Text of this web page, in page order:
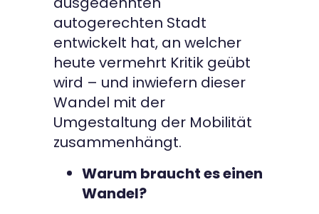
autogerechten Stadt
entwickelt hat, an welcher
heute vermehrt Kritik geübt
wird – und inwiefern dieser
Wandel mit der
Umgestaltung der Mobilität
zusammenhängt.
Warum braucht es einen
Wandel?